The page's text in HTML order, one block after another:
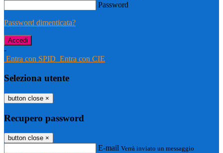
Password
Password dimenticata?
-
Entra con SPID Entra con CIE
Seleziona utente
button close ×
Recupero password
button close ×
E-mail Verrà inviato un messaggio